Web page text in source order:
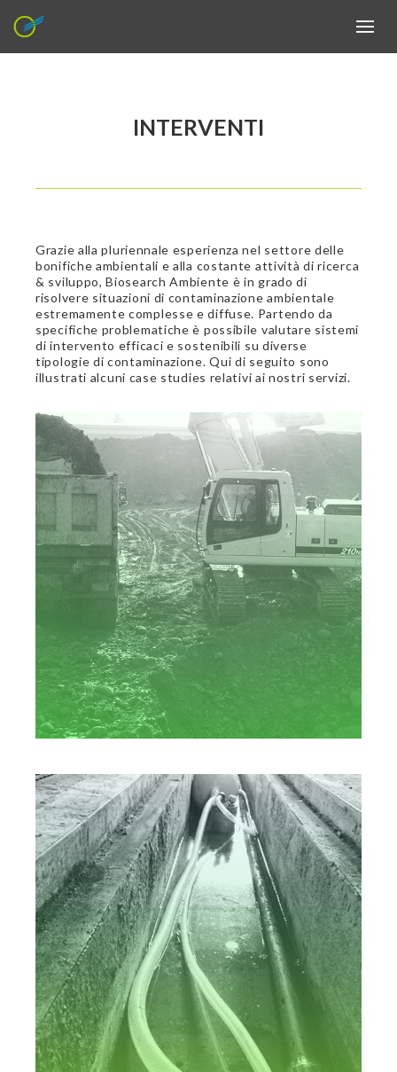
INTERVENTI
Grazie alla pluriennale esperienza nel settore delle
bonifiche ambientali e alla costante attività di ricerca
& sviluppo, Biosearch Ambiente è in grado di
risolvere situazioni di contaminazione ambientale
estremamente complesse e diffuse. Partendo da
specifiche problematiche è possibile valutare sistemi
di intervento efficaci e sostenibili su diverse
tipologie di contaminazione. Qui di seguito sono
illustrati alcuni case studies relativi ai nostri servizi.